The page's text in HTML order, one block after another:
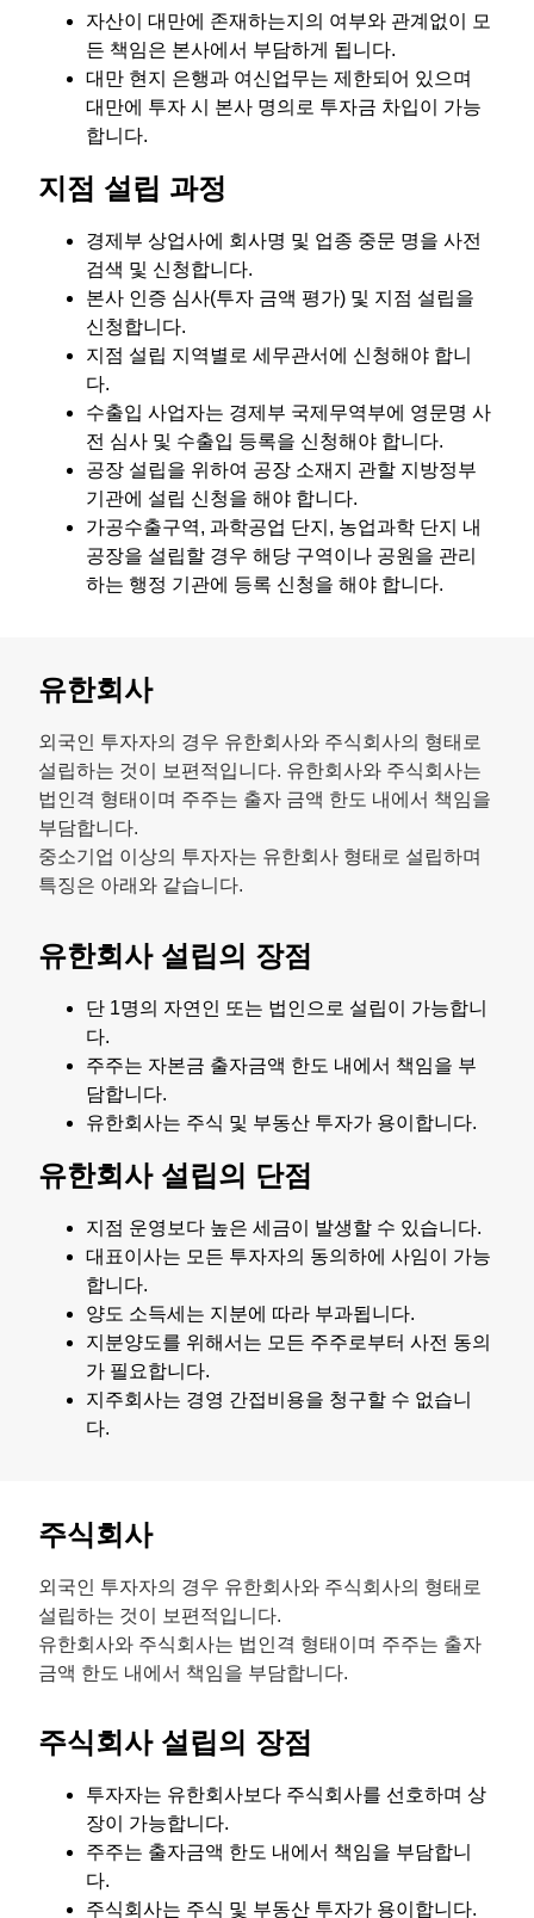
자산이 대만에 존재하는지의 여부와 관계없이 모
든 책임은 본사에서 부담하게 됩니다.
대만 현지 은행과 여신업무는 제한되어 있으며
대만에 투자 시 본사 명의로 투자금 차입이 가능
합니다.
지점 설립 과정
경제부 상업사에 회사명 및 업종 중문 명을 사전
검색 및 신청합니다.
본사 인증 심사(투자 금액 평가) 및 지점 설립을
신청합니다.
지점 설립 지역별로 세무관서에 신청해야 합니
다.
수출입 사업자는 경제부 국제무역부에 영문명 사
전 심사 및 수출입 등록을 신청해야 합니다.
공장 설립을 위하여 공장 소재지 관할 지방정부
기관에 설립 신청을 해야 합니다.
가공수출구역, 과학공업 단지, 농업과학 단지 내
공장을 설립할 경우 해당 구역이나 공원을 관리
하는 행정 기관에 등록 신청을 해야 합니다.
유한회사
외국인 투자자의 경우 유한회사와 주식회사의 형태로
설립하는 것이 보편적입니다. 유한회사와 주식회사는
법인격 형태이며 주주는 출자 금액 한도 내에서 책임을
부담합니다.
중소기업 이상의 투자자는 유한회사 형태로 설립하며
특징은 아래와 같습니다.
유한회사 설립의 장점
단 1명의 자연인 또는 법인으로 설립이 가능합니
다.
주주는 자본금 출자금액 한도 내에서 책임을 부
담합니다.
유한회사는 주식 및 부동산 투자가 용이합니다.
유한회사 설립의 단점
지점 운영보다 높은 세금이 발생할 수 있습니다.
대표이사는 모든 투자자의 동의하에 사임이 가능
합니다.
양도 소득세는 지분에 따라 부과됩니다.
지분양도를 위해서는 모든 주주로부터 사전 동의
가 필요합니다.
지주회사는 경영 간접비용을 청구할 수 없습니
다.
주식회사
외국인 투자자의 경우 유한회사와 주식회사의 형태로
설립하는 것이 보편적입니다.
유한회사와 주식회사는 법인격 형태이며 주주는 출자
금액 한도 내에서 책임을 부담합니다.
주식회사 설립의 장점
투자자는 유한회사보다 주식회사를 선호하며 상
장이 가능합니다.
주주는 출자금액 한도 내에서 책임을 부담합니
다.
주식회사는 주식 및 부동산 투자가 용이합니다.